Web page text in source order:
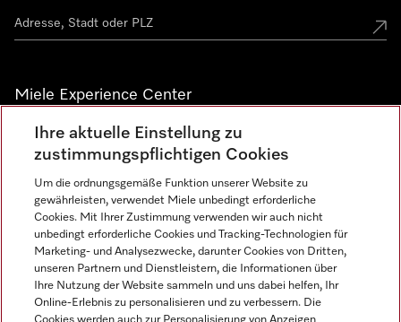
Miele Experience Center
Alle Miele Experience Center anzeigen
Newsletter
Ihre aktuelle Einstellung zu
zustimmungspflichtigen Cookies
Um die ordnungsgemäße Funktion unserer Website zu
gewährleisten, verwendet Miele unbedingt erforderliche
Cookies. Mit Ihrer Zustimmung verwenden wir auch nicht
unbedingt erforderliche Cookies und Tracking-Technologien für
Marketing- und Analysezwecke, darunter Cookies von Dritten,
unseren Partnern und Dienstleistern, die Informationen über
Ihre Nutzung der Website sammeln und uns dabei helfen, Ihr
Online-Erlebnis zu personalisieren und zu verbessern. Die